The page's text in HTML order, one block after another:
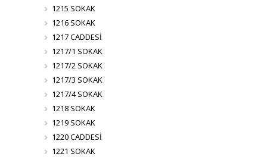
1215 SOKAK
1216 SOKAK
1217 CADDESİ
1217/1 SOKAK
1217/2 SOKAK
1217/3 SOKAK
1217/4 SOKAK
1218 SOKAK
1219 SOKAK
1220 CADDESİ
1221 SOKAK